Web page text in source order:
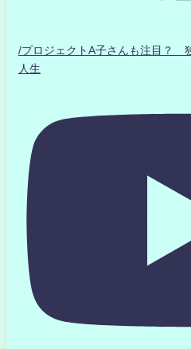
/プロジェクトA子さんも注目？
人生